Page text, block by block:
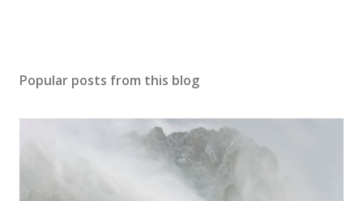
Popular posts from this blog